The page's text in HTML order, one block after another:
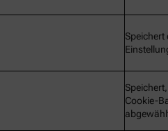
Speichert
Cookie-